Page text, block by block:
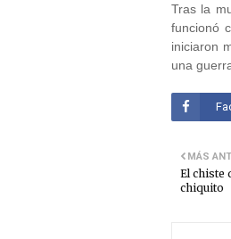
Tras la
funcionó
iniciaron
una
MÁS
El chiste
chiquito